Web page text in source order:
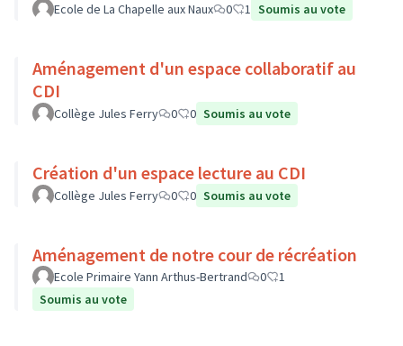
Ecole de La Chapelle aux Naux 0 1 Soumis au vote
Aménagement d'un espace collaboratif au
CDI
Collège Jules Ferry 0 0 Soumis au vote
Création d'un espace lecture au CDI
Collège Jules Ferry 0 0 Soumis au vote
Aménagement de notre cour de récréation
Ecole Primaire Yann Arthus-Bertrand 0
1
Soumis au vote